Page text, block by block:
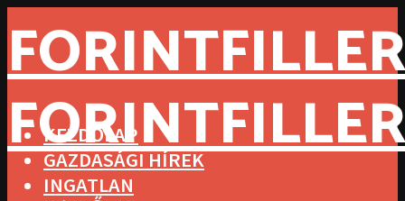
KEZDŐLAP
GAZDASÁGI HÍREK
INGATLAN